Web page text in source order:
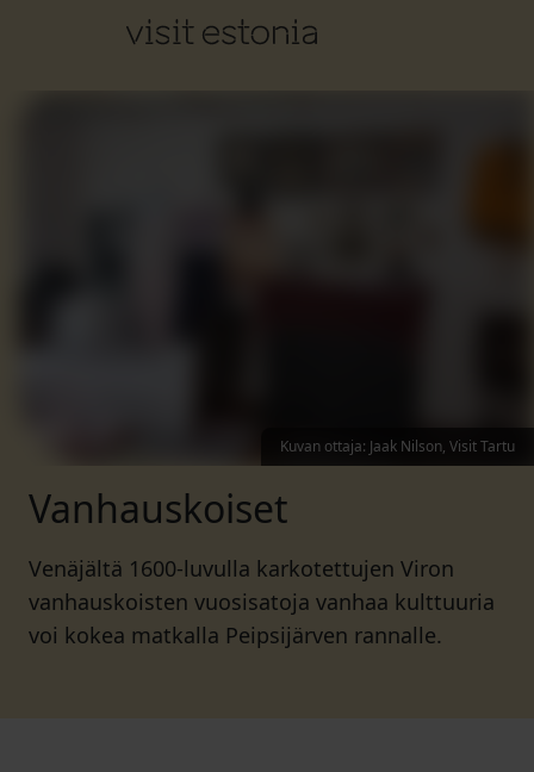
Kuvan ottaja: Jaak Nilson, Visit Tartu
Vanhauskoiset
Venäjältä 1600-luvulla karkotettujen Viron
vanhauskoisten vuosisatoja vanhaa kulttuuria
voi kokea matkalla Peipsijärven rannalle.